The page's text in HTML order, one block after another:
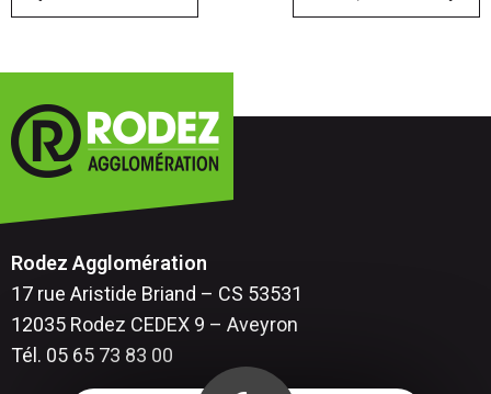
Rodez Agglomération
17 rue Aristide Briand – CS 53531
12035 Rodez CEDEX 9 – Aveyron
Tél. 05 65 73 83 00